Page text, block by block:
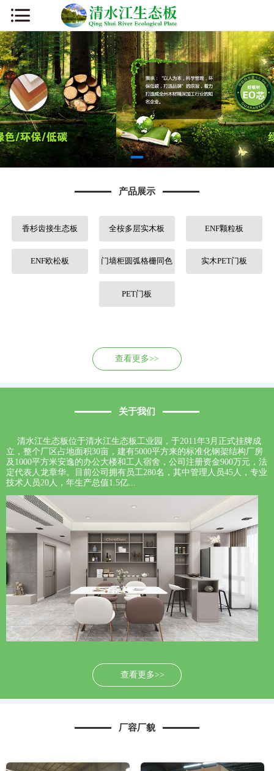
产品展示
香杉齿接生态板 全桉多层实木板 ENF颗粒板
ENF欧松板 门墙柜圆弧格栅同色 实木PET门板
PET门板
查看更多>>
关于我们
清水江生态板位于清水江生态板工业园，于2011年3月正式挂牌成
立，整个厂区占地面积30亩，建有5000平方来的标准化钢架结构厂房
及1000平方米安逸的办公大楼和工人宿舍，公司注册资金900万元，法
定代表人龙章华。目前公司拥有员工280名，其中管理人员45人，专业
技术人员20人，年生产总值1.5亿...
查看更多>>
厂容厂貌
网站首页
公司简介
新闻资讯
产品展示
厂容厂貌
营销网络
人才招聘